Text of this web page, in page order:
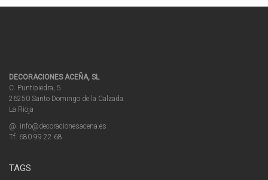
DECORACIONES ACEÑA, SL
C. Puntipiedra, 5
26250 Santo Domingo de la Calzada
La Rioja
@. info@decoracionesacena.es
Tf. 680 99 22 68
TAGS